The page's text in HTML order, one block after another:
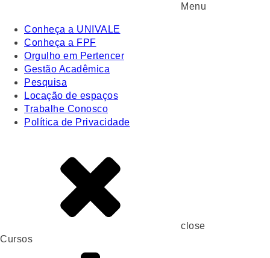
Menu
Conheça a UNIVALE
Conheça a FPF
Orgulho em Pertencer
Gestão Acadêmica
Pesquisa
Locação de espaços
Trabalhe Conosco
Política de Privacidade
close
Cursos